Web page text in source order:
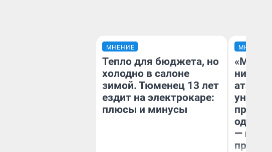
МНЕНИЕ
Тепло для бюджета, но
холодно в салоне
зимой. Тюменец 13 лет
ездит на электрокаре:
плюсы и минусы
МНЕНИЕ
атаки
—